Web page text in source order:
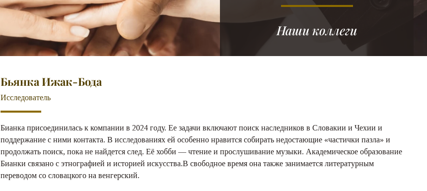
Наши коллеги
Бьянка Ижак-Бода
Исследователь
Бианка присоединилась к компании в 2024 году. Ее задачи включают поиск наследников в Словакии и Чехии и
поддержание с ними контакта. В исследованиях ей особенно нравится собирать недостающие «частички пазла» и
продолжать поиск, пока не найдется след. Её хобби — чтение и прослушивание музыки. Академическое образование
Бианки связано с этнографией и историей искусства.В свободное время она также занимается литературным
переводом со словацкого на венгерский.